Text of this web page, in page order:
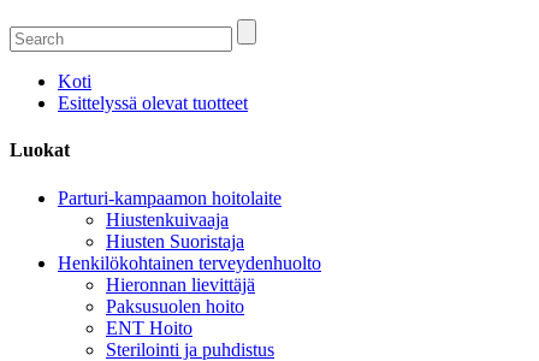
Koti
Esittelyssä olevat tuotteet
Luokat
Parturi-kampaamon hoitolaite
Hiustenkuivaaja
Hiusten Suoristaja
Henkilökohtainen terveydenhuolto
Hieronnan lievittäjä
Paksusuolen hoito
ENT Hoito
Sterilointi ja puhdistus